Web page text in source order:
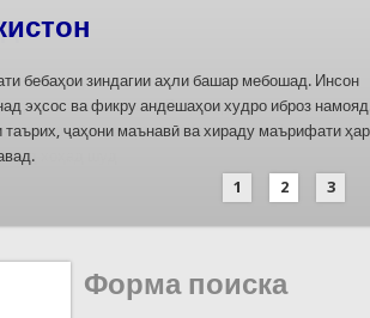
ҳуҷҷатҳои номинатсияҳои муштараки
ҷумла номинатсияи “Роҳи абрешим: гузаргоҳи
аз ҷониби ҷумҳуриҳои Қазоқистон, Қирғизистон,
хоҳад шуд
1
2 3
Форма поиска